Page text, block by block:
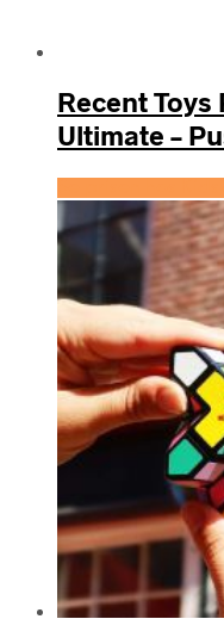
Recent
Ultimate –